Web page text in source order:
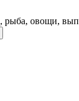
овощи,